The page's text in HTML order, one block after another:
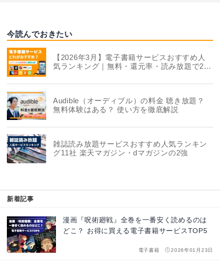
今読んでおきたい
【2026年3月】電子書籍サービスおすすめ人
気ランキング｜無料・還元率・読み放題で22
Audible（オーディブル）の料金 聴き放題？
無料体験はある？ 使い方を徹底解説
雑誌読み放題サービスおすすめ人気ランキン
グ11社 楽天マガジン・dマガジンの2強
新着記事
漫画『呪術廻戦』全巻を一番安く読めるのは
どこ？ お得に買える電子書籍サービスTOP5
電子書籍 2026年01月23日